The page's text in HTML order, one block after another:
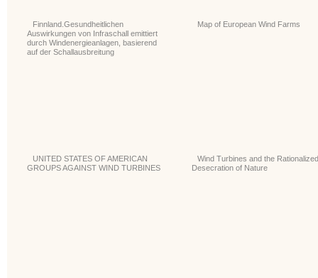
Finnland.Gesundheitlichen
Auswirkungen von Infraschall emittiert
durch Windenergieanlagen, basierend
auf der Schallausbreitung
Map of European Wind Farms
UNITED STATES OF AMERICAN
GROUPS AGAINST WIND TURBINES
Wind Turbines and the Rationalized
Desecration of Nature